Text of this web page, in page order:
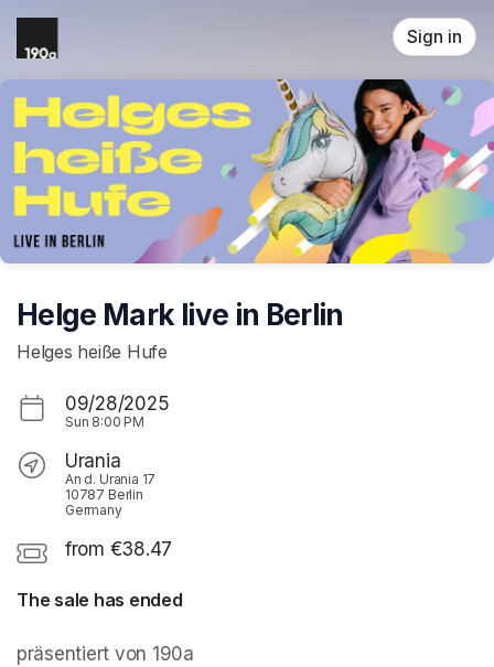
Skip header
Sign in
Helge Mark live in Berlin
Helges heiße Hufe
09/28/2025
Sun 8:00 PM
Urania
An d. Urania 17
10787 Berlin
Germany
from €38.47
The sale has ended
präsentiert von 190a